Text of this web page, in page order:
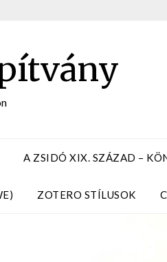
A ZSIDÓ XIX. SZÁZAD –
ZOTERO STÍLUSOK